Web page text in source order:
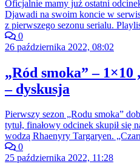
Oficjalnie mamy już ostatni
Djawadi na swoim koncie w
z pierwszego sezonu serialu.
0
26 października 2022, 08:02
„Ród smoka” –
– dyskusja
Pierwszy sezon „Rodu smoka”
tytuł, finałowy odcinek skupił się
wodzą Rhaenyry Targaryen.
0
25 października 2022, 11:28